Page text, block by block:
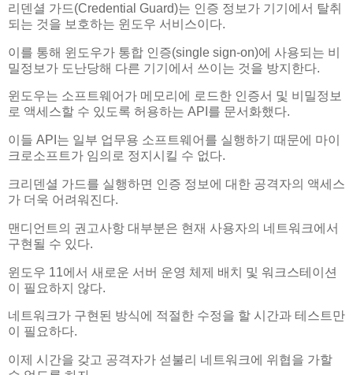
리덴셜 가드(Credential Guard)는 인증 정보가 기기에서 탈취
되는 것을 보호하는 윈도우 서비스이다.
이를 통해 윈도우가 통합 인증(single sign-on)에 사용되는 비
밀정보가 도난당해 다른 기기에서 쓰이는 것을 방지한다.
윈도우는 소프트웨어가 메모리에 로드한 인증서 및 비밀정보
로 액세스할 수 있도록 허용하는 API를 문서화했다.
이들 API는 일부 업무용 소프트웨어를 실행하기 때문에 마이
크로소프트가 임의로 정지시킬 수 없다.
크리덴셜 가드를 실행하면 인증 정보에 대한 공격자의 액세스
가 더욱 어려워진다.
맨디언트의 권고사항 대부분은 현재 사용자의 네트워크에서
구현될 수 있다.
윈도우 11에서 새로운 서버 운영 체제 배치 및 워크스테이션
이 필요하지 않다.
네트워크가 구현된 방식에 적절한 수정을 할 시간과 테스트만
이 필요하다.
이제 시간을 갖고 공격자가 섣불리 네트워크에 위협을 가할